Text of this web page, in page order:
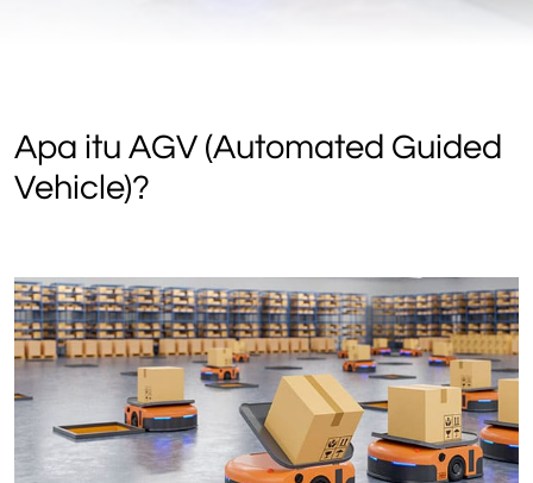
Apa itu AGV (Automated Guided
Vehicle)?